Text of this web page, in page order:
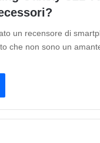
un recensore di
che non sono un